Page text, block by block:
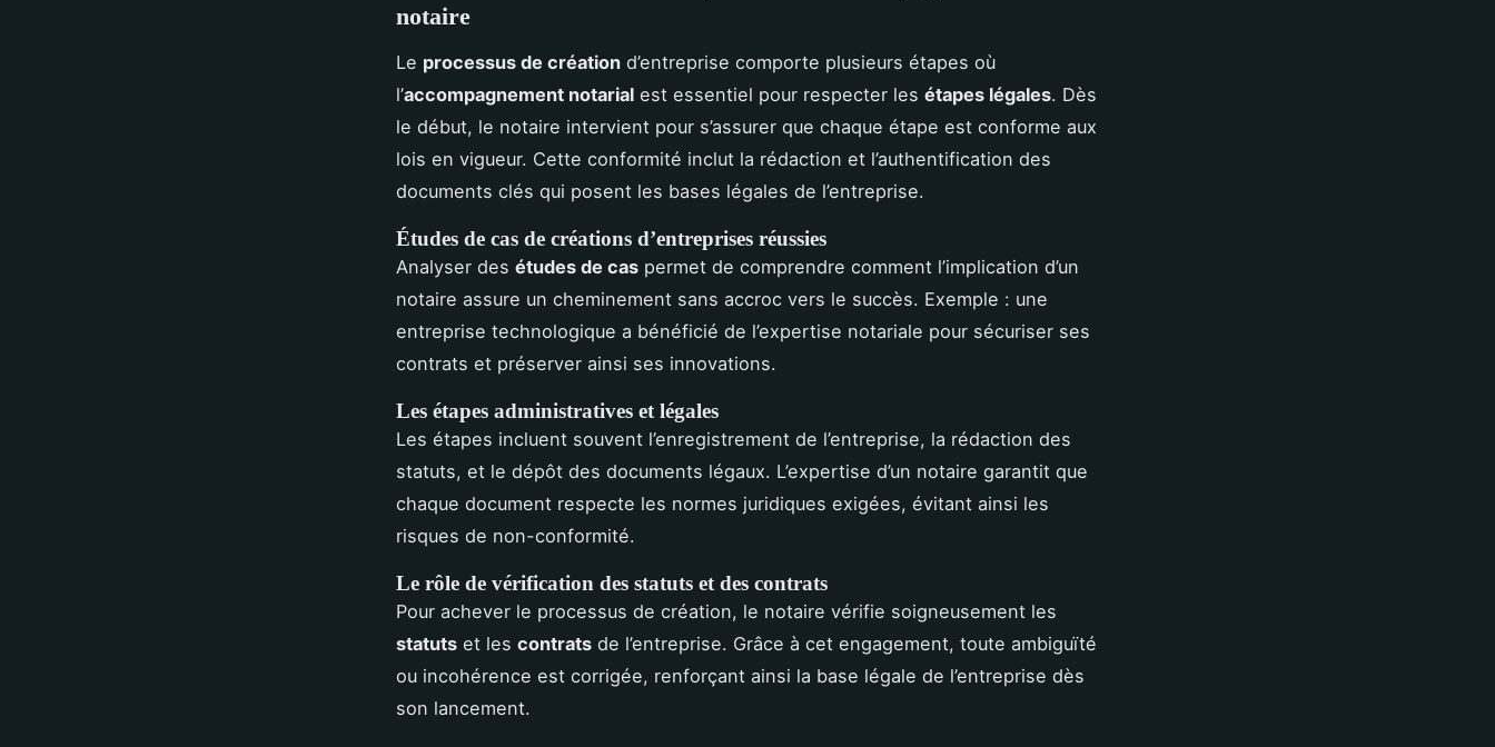
notaire
Le processus de création d’entreprise comporte plusieurs étapes où
l’accompagnement notarial est essentiel pour respecter les étapes légales. Dès
le début, le notaire intervient pour s’assurer que chaque étape est conforme aux
lois en vigueur. Cette conformité inclut la rédaction et l’authentification des
documents clés qui posent les bases légales de l’entreprise.
Études de cas de créations d’entreprises réussies
Analyser des études de cas permet de comprendre comment l’implication d’un
notaire assure un cheminement sans accroc vers le succès. Exemple : une
entreprise technologique a bénéficié de l’expertise notariale pour sécuriser ses
contrats et préserver ainsi ses innovations.
Les étapes administratives et légales
Les étapes incluent souvent l’enregistrement de l’entreprise, la rédaction des
statuts, et le dépôt des documents légaux. L’expertise d’un notaire garantit que
chaque document respecte les normes juridiques exigées, évitant ainsi les
risques de non-conformité.
Le rôle de vérification des statuts et des contrats
Pour achever le processus de création, le notaire vérifie soigneusement les
statuts et les contrats de l’entreprise. Grâce à cet engagement, toute ambiguïté
ou incohérence est corrigée, renforçant ainsi la base légale de l’entreprise dès
son lancement.